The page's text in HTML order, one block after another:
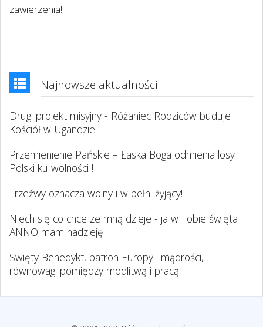
zawierzenia!
Najnowsze aktualności
Drugi projekt misyjny - Różaniec Rodziców buduje
Kościół w Ugandzie
Przemienienie Pańskie – Łaska Boga odmienia losy
Polski ku wolności !
Trzeźwy oznacza wolny i w pełni żyjący!
Niech się co chce ze mną dzieje - ja w Tobie święta
ANNO mam nadzieję!
Swięty Benedykt, patron Europy i mądrości,
równowagi pomiędzy modlitwą i pracą!